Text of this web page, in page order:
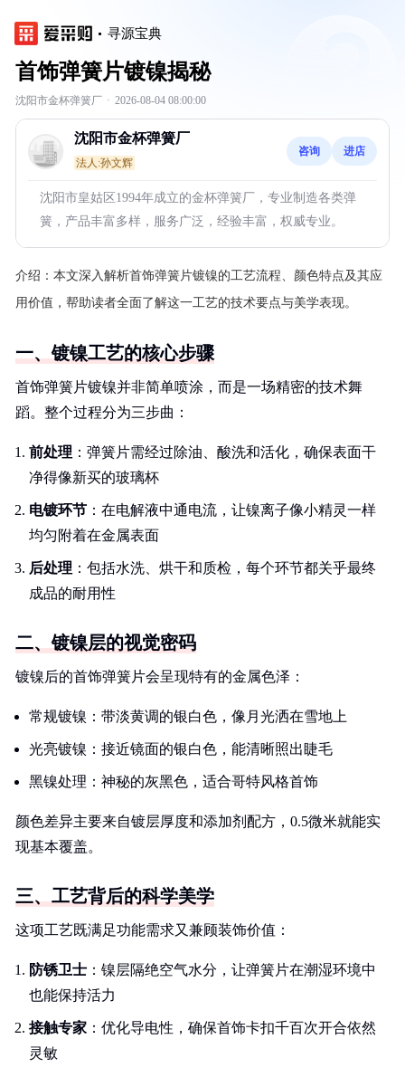
寻源宝典
首饰弹簧片镀镍揭秘
沈阳市金杯弹簧厂 · 2026-08-04 08:00:00
沈阳市金杯弹簧厂
法人:孙文辉
咨询 进店
沈阳市皇姑区1994年成立的金杯弹簧厂，专业制造各类弹
簧，产品丰富多样，服务广泛，经验丰富，权威专业。
介绍： 本文深入解析首饰弹簧片镀镍的工艺流程、颜色特点及其应
用价值，帮助读者全面了解这一工艺的技术要点与美学表现。
一、镀镍工艺的核心步骤
首饰弹簧片镀镍并非简单喷涂，而是一场精密的技术舞
蹈。整个过程分为三步曲：
前处理 ：弹簧片需经过除油、酸洗和活化，确保表面干
净得像新买的玻璃杯
电镀环节 ：在电解液中通电流，让镍离子像小精灵一样
均匀附着在金属表面
后处理 ：包括水洗、烘干和质检，每个环节都关乎最终
成品的耐用性
二、镀镍层的视觉密码
镀镍后的首饰弹簧片会呈现特有的金属色泽：
常规镀镍：带淡黄调的银白色，像月光洒在雪地上
光亮镀镍：接近镜面的银白色，能清晰照出睫毛
黑镍处理：神秘的灰黑色，适合哥特风格首饰
颜色差异主要来自镀层厚度和添加剂配方，0.5微米就能实
现基本覆盖。
三、工艺背后的科学美学
这项工艺既满足功能需求又兼顾装饰价值：
防锈卫士 ：镍层隔绝空气水分，让弹簧片在潮湿环境中
也能保持活力
接触专家 ：优化导电性，确保首饰卡扣千百次开合依然
灵敏